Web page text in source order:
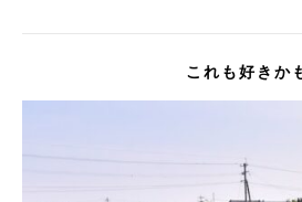
これも好きか